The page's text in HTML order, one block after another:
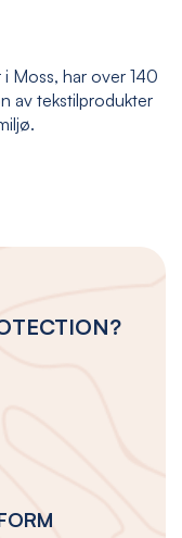
Moss, har over 140
av tekstilprodukter